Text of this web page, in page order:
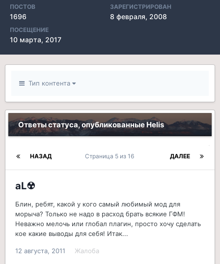
ПОСТОВ
1696
ЗАРЕГИСТРИРОВАН
8 февраля, 2008
ПОСЕЩЕНИЕ
10 марта, 2017
Тип контента
Ответы статуса, опубликованные Helis
НАЗАД ДАЛЕЕ
Страница 5 из 16
aL☢
Блин, ребят, какой у кого самый любимый мод для
морыча? Только не надо в расход брать всякие ГФМ!
Неважно мелочь или глобал плагин, просто хочу сделать
кое какие выводы для себя! Итак...
12 августа, 2011 Жалоба